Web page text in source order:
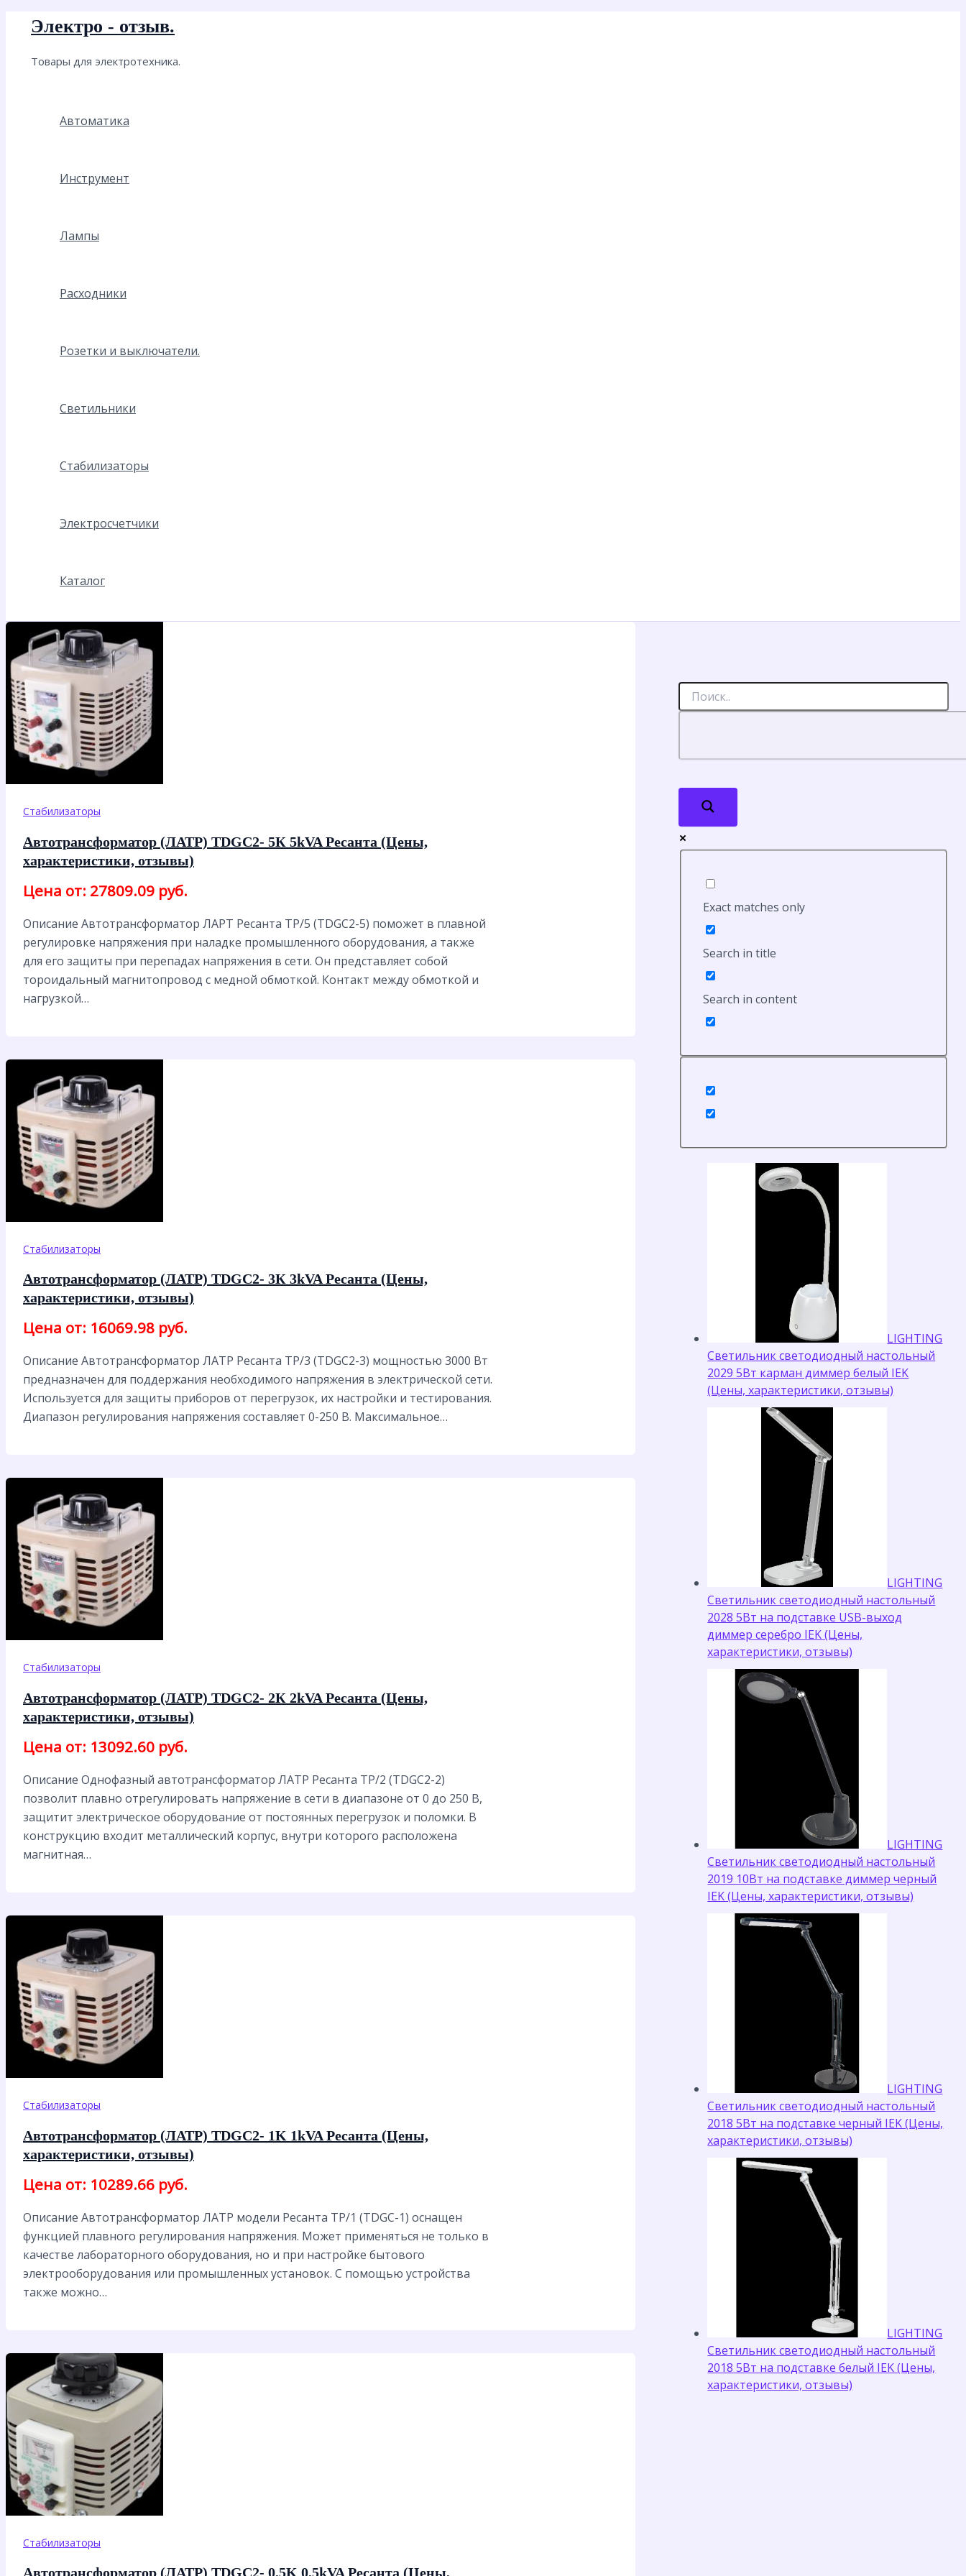
Перейти
содержимому
Электро - отзыв.
Товары для электротехника.
Автоматика
Инструмент
Лампы
Расходники
Розетки и выключатели.
Светильники
Стабилизаторы
Электросчетчики
Каталог
Стабилизаторы
Автотрансформатор (ЛАТР) TDGC2- 5К 5kVA Ресанта (Цены,
характеристики, отзывы)
Цена от: 27809.09 руб.
Описание Автотрансформатор ЛАРТ Ресанта ТР/5 (TDGC2-5) поможет в плавной
регулировке напряжения при наладке промышленного оборудования, а также
для его защиты при перепадах напряжения в сети. Он представляет собой
тороидальный магнитопровод с медной обмоткой. Контакт между обмоткой и
нагрузкой…
Стабилизаторы
Автотрансформатор (ЛАТР) TDGC2- 3К 3kVA Ресанта (Цены,
характеристики, отзывы)
Цена от: 16069.98 руб.
Описание Автотрансформатор ЛАТР Ресанта ТР/3 (TDGC2-3) мощностью 3000 Вт
предназначен для поддержания необходимого напряжения в электрической сети.
Используется для защиты приборов от перегрузок, их настройки и тестирования.
Диапазон регулирования напряжения составляет 0-250 В. Максимальное…
Стабилизаторы
Автотрансформатор (ЛАТР) TDGC2- 2К 2kVA Ресанта (Цены,
характеристики, отзывы)
Цена от: 13092.60 руб.
Описание Однофазный автотрансформатор ЛАТР Ресанта ТР/2 (TDGC2-2)
позволит плавно отрегулировать напряжение в сети в диапазоне от 0 до 250 В,
защитит электрическое оборудование от постоянных перегрузок и поломки. В
конструкцию входит металлический корпус, внутри которого расположена
магнитная…
Стабилизаторы
Автотрансформатор (ЛАТР) TDGC2- 1K 1kVA Ресанта (Цены,
характеристики, отзывы)
Цена от: 10289.66 руб.
Описание Автотрансформатор ЛАТР модели Ресанта ТР/1 (TDGC-1) оснащен
функцией плавного регулирования напряжения. Может применяться не только в
качестве лабораторного оборудования, но и при настройке бытового
электрооборудования или промышленных установок. С помощью устройства
также можно…
Стабилизаторы
Автотрансформатор (ЛАТР) TDGC2- 0,5K 0,5kVA Ресанта (Цены,
Exact matches only
Search in title
Search in content
LIGHTING
Светильник светодиодный настольный
2029 5Вт карман диммер белый IEK
(Цены, характеристики, отзывы)
LIGHTING
Светильник светодиодный настольный
2028 5Вт на подставке USB-выход
диммер серебро IEK (Цены,
характеристики, отзывы)
LIGHTING
Светильник светодиодный настольный
2019 10Вт на подставке диммер черный
IEK (Цены, характеристики, отзывы)
LIGHTING
Светильник светодиодный настольный
2018 5Вт на подставке черный IEK (Цены,
характеристики, отзывы)
LIGHTING
Светильник светодиодный настольный
2018 5Вт на подставке белый IEK (Цены,
характеристики, отзывы)